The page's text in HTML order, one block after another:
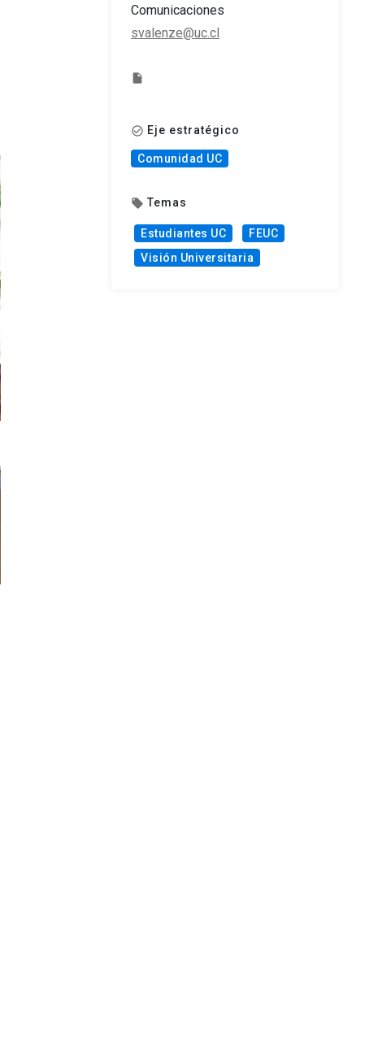
Comunicaciones
svalenze@uc.cl
insert_drive_file
check_circle_outline Eje estratégico
Comunidad UC
local_offer Temas
Estudiantes UC
FEUC
Visión Universitaria